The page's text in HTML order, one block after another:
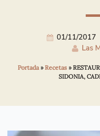
01/11/2017
Las
Portada»Recetas»
SIDONIA,